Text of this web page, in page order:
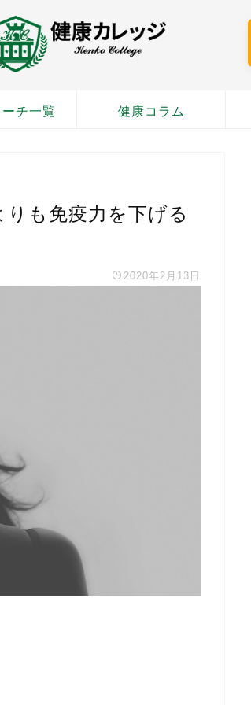
チ一覧 健康コラム
も免疫力を下げる
2020年2月13日